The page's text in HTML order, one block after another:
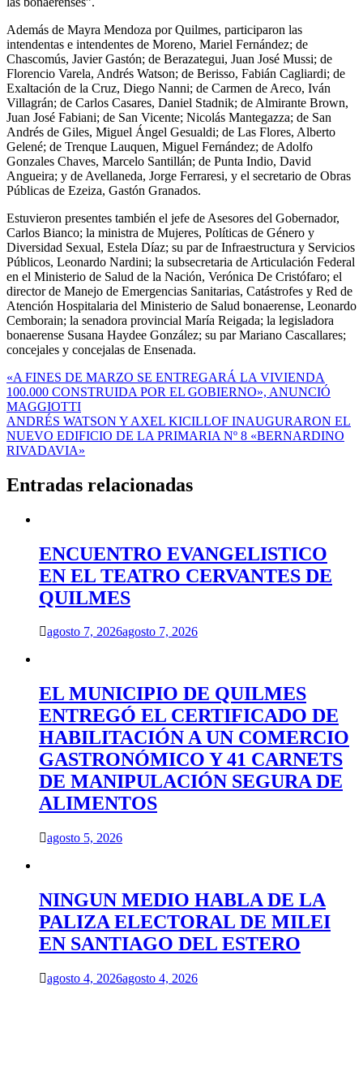
Además de Mayra Mendoza por Quilmes, participaron las
intendentas e intendentes de Moreno, Mariel Fernández; de
Chascomús, Javier Gastón; de Berazategui, Juan José Mussi; de
Florencio Varela, Andrés Watson; de Berisso, Fabián Cagliardi; de
Exaltación de la Cruz, Diego Nanni; de Carmen de Areco, Iván
Villagrán; de Carlos Casares, Daniel Stadnik; de Almirante Brown,
Juan José Fabiani; de San Vicente; Nicolás Mantegazza; de San
Andrés de Giles, Miguel Ángel Gesualdi; de Las Flores, Alberto
Gelené; de Trenque Lauquen, Miguel Fernández; de Adolfo
Gonzales Chaves, Marcelo Santillán; de Punta Indio, David
Angueira; y de Avellaneda, Jorge Ferraresi, y el secretario de Obras
Públicas de Ezeiza, Gastón Granados.
Estuvieron presentes también el jefe de Asesores del Gobernador,
Carlos Bianco; la ministra de Mujeres, Políticas de Género y
Diversidad Sexual, Estela Díaz; su par de Infraestructura y Servicios
Públicos, Leonardo Nardini; la subsecretaria de Articulación Federal
en el Ministerio de Salud de la Nación, Verónica De Cristófaro; el
director de Manejo de Emergencias Sanitarias, Catástrofes y Red de
Atención Hospitalaria del Ministerio de Salud bonaerense, Leonardo
Cemborain; la senadora provincial María Reigada; la legisladora
bonaerense Susana Haydee González; su par Mariano Cascallares;
concejales y concejalas de Ensenada.
Navegación
de
entradas
«A FINES DE MARZO SE ENTREGARÁ LA VIVIENDA
100.000 CONSTRUIDA POR EL GOBIERNO», ANUNCIÓ
MAGGIOTTI
ANDRÉS WATSON Y AXEL KICILLOF INAUGURARON EL
NUEVO EDIFICIO DE LA PRIMARIA Nº 8 «BERNARDINO
RIVADAVIA»
Entradas relacionadas
ENCUENTRO EVANGELISTICO
EN EL TEATRO CERVANTES DE
QUILMES
agosto 7, 2026agosto 7, 2026
EL MUNICIPIO DE QUILMES
ENTREGÓ EL CERTIFICADO DE
HABILITACIÓN A UN COMERCIO
GASTRONÓMICO Y 41 CARNETS
DE MANIPULACIÓN SEGURA DE
ALIMENTOS
agosto 5, 2026
NINGUN MEDIO HABLA DE LA
PALIZA ELECTORAL DE MILEI
EN SANTIAGO DEL ESTERO
agosto 4, 2026agosto 4, 2026